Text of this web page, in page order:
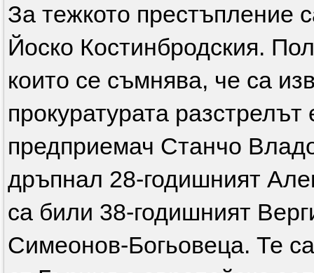
За тежкото престъпление
Йоско Костинбродския.
които се съмнява, че са
прокуратурата
предприемач Станчо
дръпнал 28-годишният
са били 38-годишният
Симеонов-Богьовеца. Те